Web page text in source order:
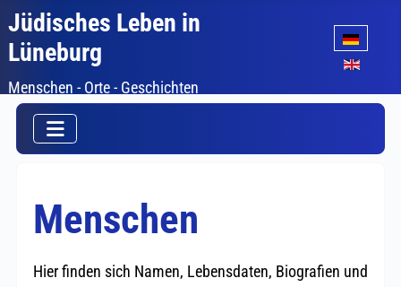
Jüdisches Leben in
Lüneburg
Menschen - Orte - Geschichten
Sprache